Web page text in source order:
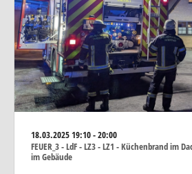
18.03.202519:10 - 20:00
FEUER_3 - LdF - LZ3 - LZ1 - Küchenbrand im
im Gebäude